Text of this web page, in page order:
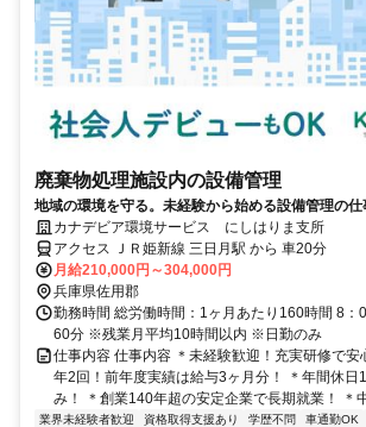
廃棄物処理施設内の設備管理
地域の環境を守る。未経験から始める設備管理の
日祝休み・年間休日120日！
カナデビア環境サービス にしはりま支所
アクセス ＪＲ姫新線 三日月駅 から 車20分
月給210,000円～304,000円
兵庫県佐用郡
勤務時間 総労働時間：1ヶ月あたり160時間 8
60分 ※残業月平均10時間以内 ※日勤のみ
仕事内容 仕事内容 ＊未経験歓迎！充実研修で安
年2回！前年度実績は給与3ヶ月分！ ＊年間休日
み！ ＊創業140年超の安定企業で長期就業！ ＊
業界未経験者歓迎 資格取得支援あり 学歴不問 車通勤OK